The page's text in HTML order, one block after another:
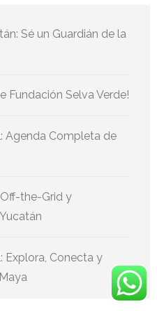
Sé un Guardián de la
Fundación Selva Verde!
Agenda Completa de
the-Grid y
Explora, Conecta y